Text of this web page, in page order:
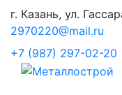
г. Казань, ул.
2970220@mail.ru
+7 (987) 297-02-20